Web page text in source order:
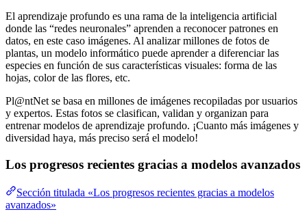
El aprendizaje profundo es una rama de la inteligencia artificial
donde las “redes neuronales” aprenden a reconocer patrones en
datos, en este caso imágenes. Al analizar millones de fotos de
plantas, un modelo informático puede aprender a diferenciar las
especies en función de sus características visuales: forma de las
hojas, color de las flores, etc.
Pl@ntNet se basa en millones de imágenes recopiladas por usuarios
y expertos. Estas fotos se clasifican, validan y organizan para
entrenar modelos de aprendizaje profundo. ¡Cuanto más imágenes y
diversidad haya, más preciso será el modelo!
Los progresos recientes gracias a modelos avanzados
Sección titulada «Los progresos recientes gracias a modelos
avanzados»